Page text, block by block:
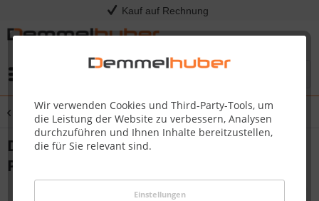
Kauf auf Rechnung
Wir verwenden Cookies und Third-Party-Tools, um
die Leistung der Website zu verbessern, Analysen
durchzuführen und Ihnen Inhalte bereitzustellen,
die für Sie relevant sind.
Einstellungen
Übersicht Drehspieße
Drehspieß-Set Commercial für Prestige
PRO™ 665